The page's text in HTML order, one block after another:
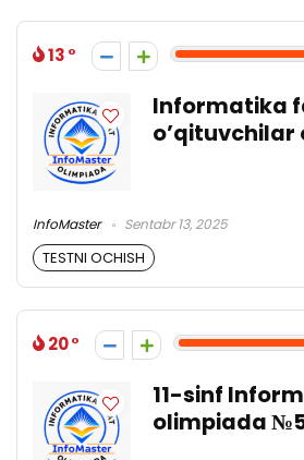
13
Informatika
InfoMaster Sentabr 13, 2025
TESTNI OCHISH
20
11-sinf
olimpiada